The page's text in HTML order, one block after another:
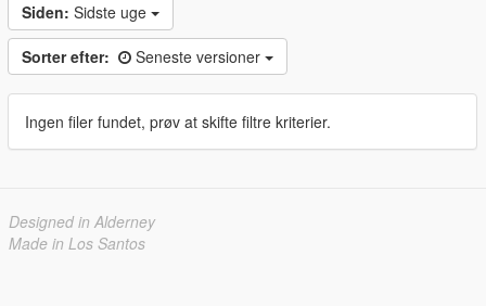
Siden: Sidste uge
Sorter efter: Seneste versioner
Ingen filer fundet, prøv at skifte filtre kriterier.
Designed in Alderney
Made in Los Santos